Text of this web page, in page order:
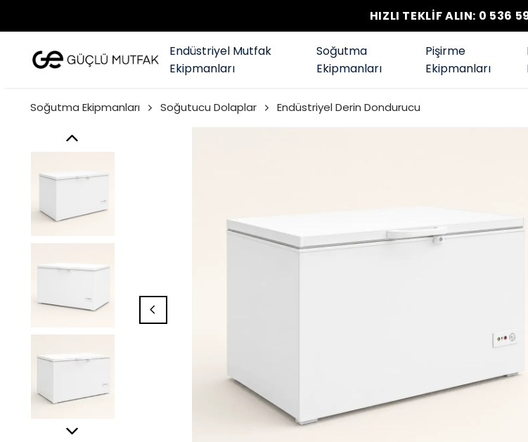
HIZLI TEKLİF ALIN: 0 536
Endüstriyel Mutfak
Ekipmanları
Soğutma
Ekipmanları
Pişirme
Ekipmanları
Soğutma Ekipmanları Soğutucu Dolaplar Endüstriyel Derin Dondurucu